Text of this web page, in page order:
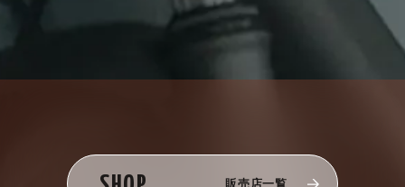
販売店一覧